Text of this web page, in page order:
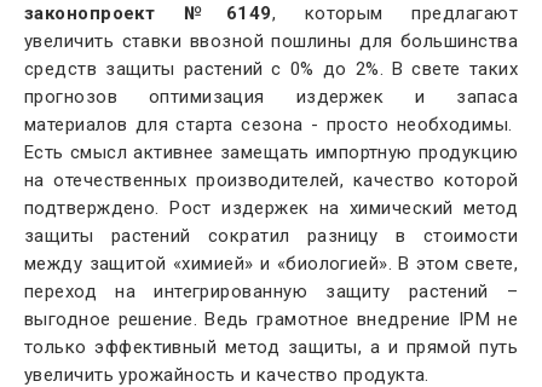
законопроект №6149, которым предлагают
увеличить ставки ввозной пошлины для большинства
средств защиты растений с 0% до 2%. В свете таких
прогнозов оптимизация издержек и запаса
материалов для старта сезона - просто необходимы.
Есть смысл активнее замещать импортную продукцию
на отечественных производителей, качество которой
подтверждено. Рост издержек на химический метод
защиты растений сократил разницу в стоимости
между защитой «химией» и «биологией». В этом свете,
переход на интегрированную защиту растений –
выгодное решение. Ведь грамотное внедрение IPM не
только эффективный метод защиты, а и прямой путь
увеличить урожайность и качество продукта.